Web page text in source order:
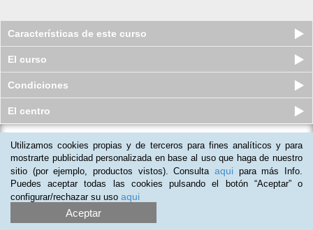
Características de este curso
El curso
Condiciones
El centro
Curso virtual (Online) de Técnicas
de Ventas en Librerías y Pa...
Cupos disponibles
$166.000 $124.000
Utilizamos cookies propias y de terceros para fines analíticos y para
mostrarte publicidad personalizada en base al uso que haga de nuestro
sitio (por ejemplo, productos vistos). Consulta aqui para más Info.
Puedes aceptar todas las cookies pulsando el botón “Aceptar” o
configurar/rechazar su uso aqui
Aceptar